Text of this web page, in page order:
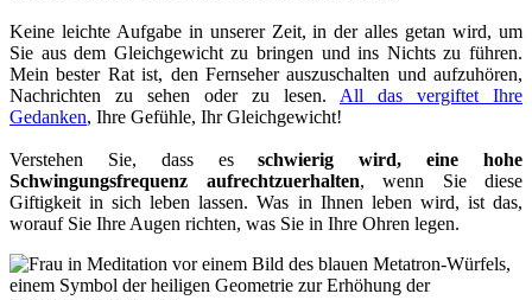
Keine leichte Aufgabe in unserer Zeit, in der alles getan wird, um
Sie aus dem Gleichgewicht zu bringen und ins Nichts zu führen.
Mein bester Rat ist, den Fernseher auszuschalten und aufzuhören,
Nachrichten zu sehen oder zu lesen. All das vergiftet Ihre
Gedanken, Ihre Gefühle, Ihr Gleichgewicht!
Verstehen Sie, dass esschwierig wird, eine hohe
Schwingungsfrequenz aufrechtzuerhalten, wenn Sie diese
Giftigkeit in sich leben lassen. Was in Ihnen leben wird, ist das,
worauf Sie Ihre Augen richten, was Sie in Ihre Ohren legen.